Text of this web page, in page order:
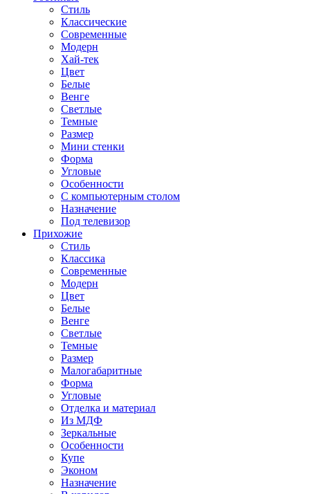
Стиль
Классические
Современные
Модерн
Хай-тек
Цвет
Белые
Венге
Светлые
Темные
Размер
Мини стенки
Форма
Угловые
Особенности
С компьютерным столом
Назначение
Под телевизор
Прихожие
Стиль
Классика
Современные
Модерн
Цвет
Белые
Венге
Светлые
Темные
Размер
Малогабаритные
Форма
Угловые
Отделка и материал
Из МДФ
Зеркальные
Особенности
Купе
Эконом
Назначение